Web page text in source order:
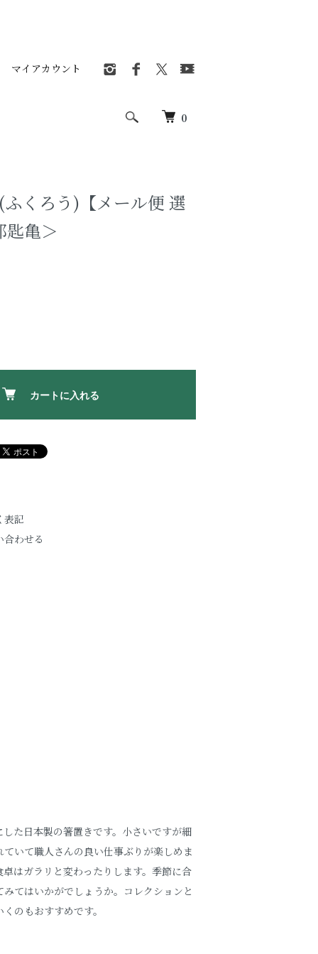
0
マイアカウント
くろう)【メール便 選
匙亀＞
カートに入れる
表記
合わせる
した日本製の箸置きです。小さいですが細
いて職人さんの良い仕事ぶりが楽しめま
はガラリと変わったりします。季節に合
てはいかがでしょうか。コレクションと
のもおすすめです。